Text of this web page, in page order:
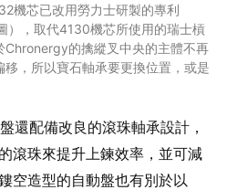
機芯已改用勞力士研製的專利
），取代4130機芯所使用的瑞士槓
Chronergy的擒縱叉中央的主體不再
，所以寶石軸承要更換位置，或是
還配備改良的滾珠軸承設計，
滾珠來提升上鍊效率，並可減
空造型的自動盤也有別於以